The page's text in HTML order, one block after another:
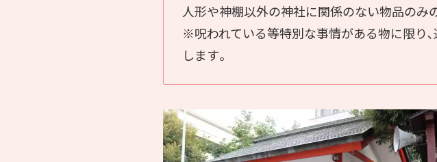
人形や神棚以外の神社に関係のない物品のみ
※呪われている等特別な事情がある物に限り
します｡